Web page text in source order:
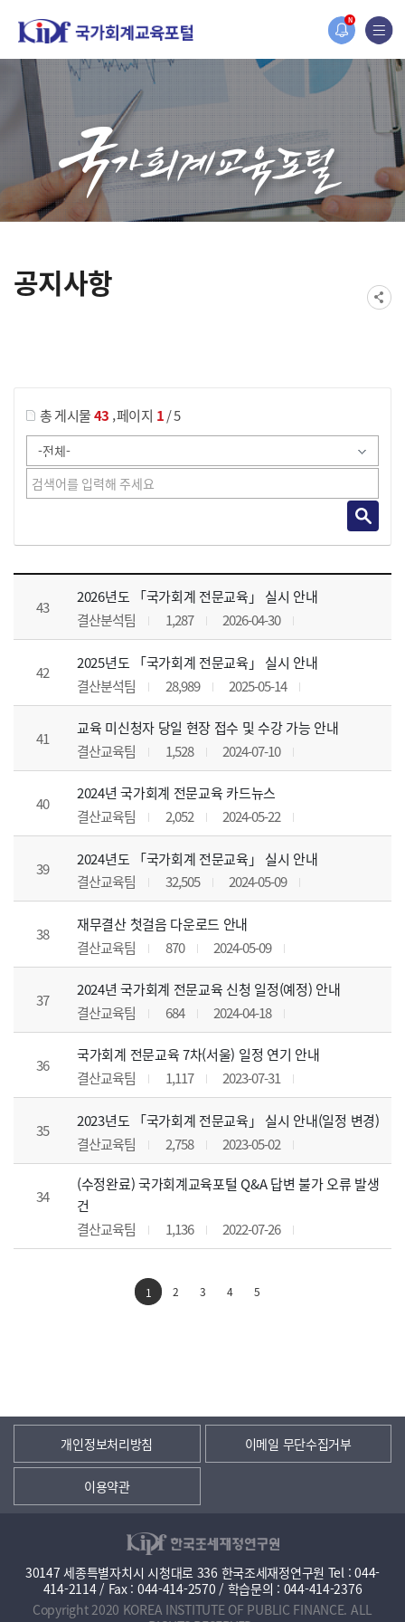
N
홈페이지가 새롭게 개편되었습니다.
한국조세재정연구원홈페이지가 새롭게 개설되었습니다.
공지사항
총 게시물43 ,페이지 1/ 5
공지사항 목록 으로 번호, 제목, 작성자, 조회수, 등록 일, 첨부파일로 나열 되고 있습니다.
43
2026년도 「국가회계 전문교육」 실시 안내
결산분석팀
1,287 2026-04-30
42
2025년도 「국가회계 전문교육」 실시 안내
결산분석팀
28,989 2025-05-14
41
교육 미신청자 당일 현장 접수 및 수강 가능 안내
결산교육팀
1,528 2024-07-10
40
2024년 국가회계 전문교육 카드뉴스
결산교육팀
2,052 2024-05-22
39
2024년도 「국가회계 전문교육」 실시 안내
결산교육팀
32,505 2024-05-09
38
재무결산 첫걸음 다운로드 안내
결산교육팀
870 2024-05-09
37
2024년 국가회계 전문교육 신청 일정(예정) 안내
결산교육팀
684 2024-04-18
36
국가회계 전문교육 7차(서울) 일정 연기 안내
결산교육팀
1,117 2023-07-31
35
2023년도 「국가회계 전문교육」 실시 안내(일정 변경)
결산교육팀
2,758 2023-05-02
34
(수정완료) 국가회계교육포털 Q&A 답변 불가 오류 발생
건
결산교육팀
1,136 2022-07-26
1 2 3 4 5
개인정보처리방침 이메일 무단수집거부
이용약관
30147 세종특별자치시 시청대로 336 한국조세재정연구원 Tel : 044-
414-2114 / Fax : 044-414-2570 / 학습문의 : 044-414-2376
Copyright 2020 KOREA INSTITUTE OF PUBLIC FINANCE. ALL